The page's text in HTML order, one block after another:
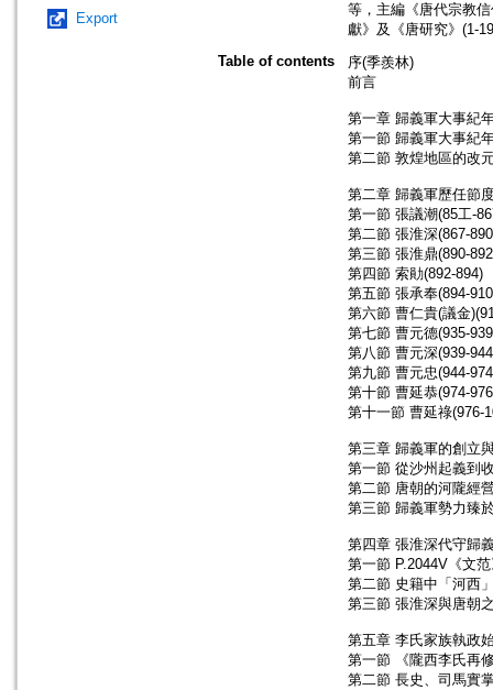
Export
等，主編《唐代宗教
獻》及《唐研究》(1-
Table of contents
序(季羨林)
前言
第一章 歸義軍大事紀
第一節 歸義軍大事紀
第二節 敦煌地區的改
第二章 歸義軍歷任節
第一節 張議潮(85工-
第二節 張淮深(867-
第三節 張淮鼎(890-
第四節 索勛(892-894)
第五節 張承奉(894-
第六節 曹仁貴(議金
第七節 曹元德(935-
第八節 曹元深(939-
第九節 曹元忠(944-
第十節 曹延恭(974-
第十一節 曹延祿(976-
第三章 歸義軍的創立
第一節 從沙州起義到
第二節 唐朝的河隴經
第三節 歸義軍勢力臻
第四章 張淮深代守歸
第一節 P.2044V《文
第二節 史籍中「河西
第三節 張淮深與唐朝
第五章 李氏家族執政
第一節 《隴西李氏再
第二節 長史、司馬實